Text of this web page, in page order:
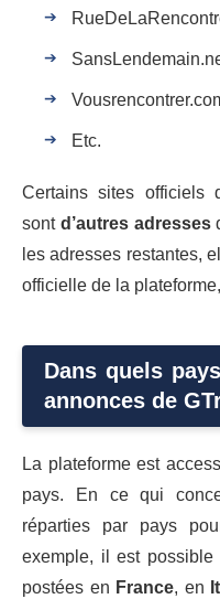
Etc.
Certains sites officiels
sont d’autres adresses
les adresses restantes,
officielle de la
Dans quels
annonces de
La plateforme est
pays. En ce qui
réparties par pays
exemple, il est possible
postées en France, en